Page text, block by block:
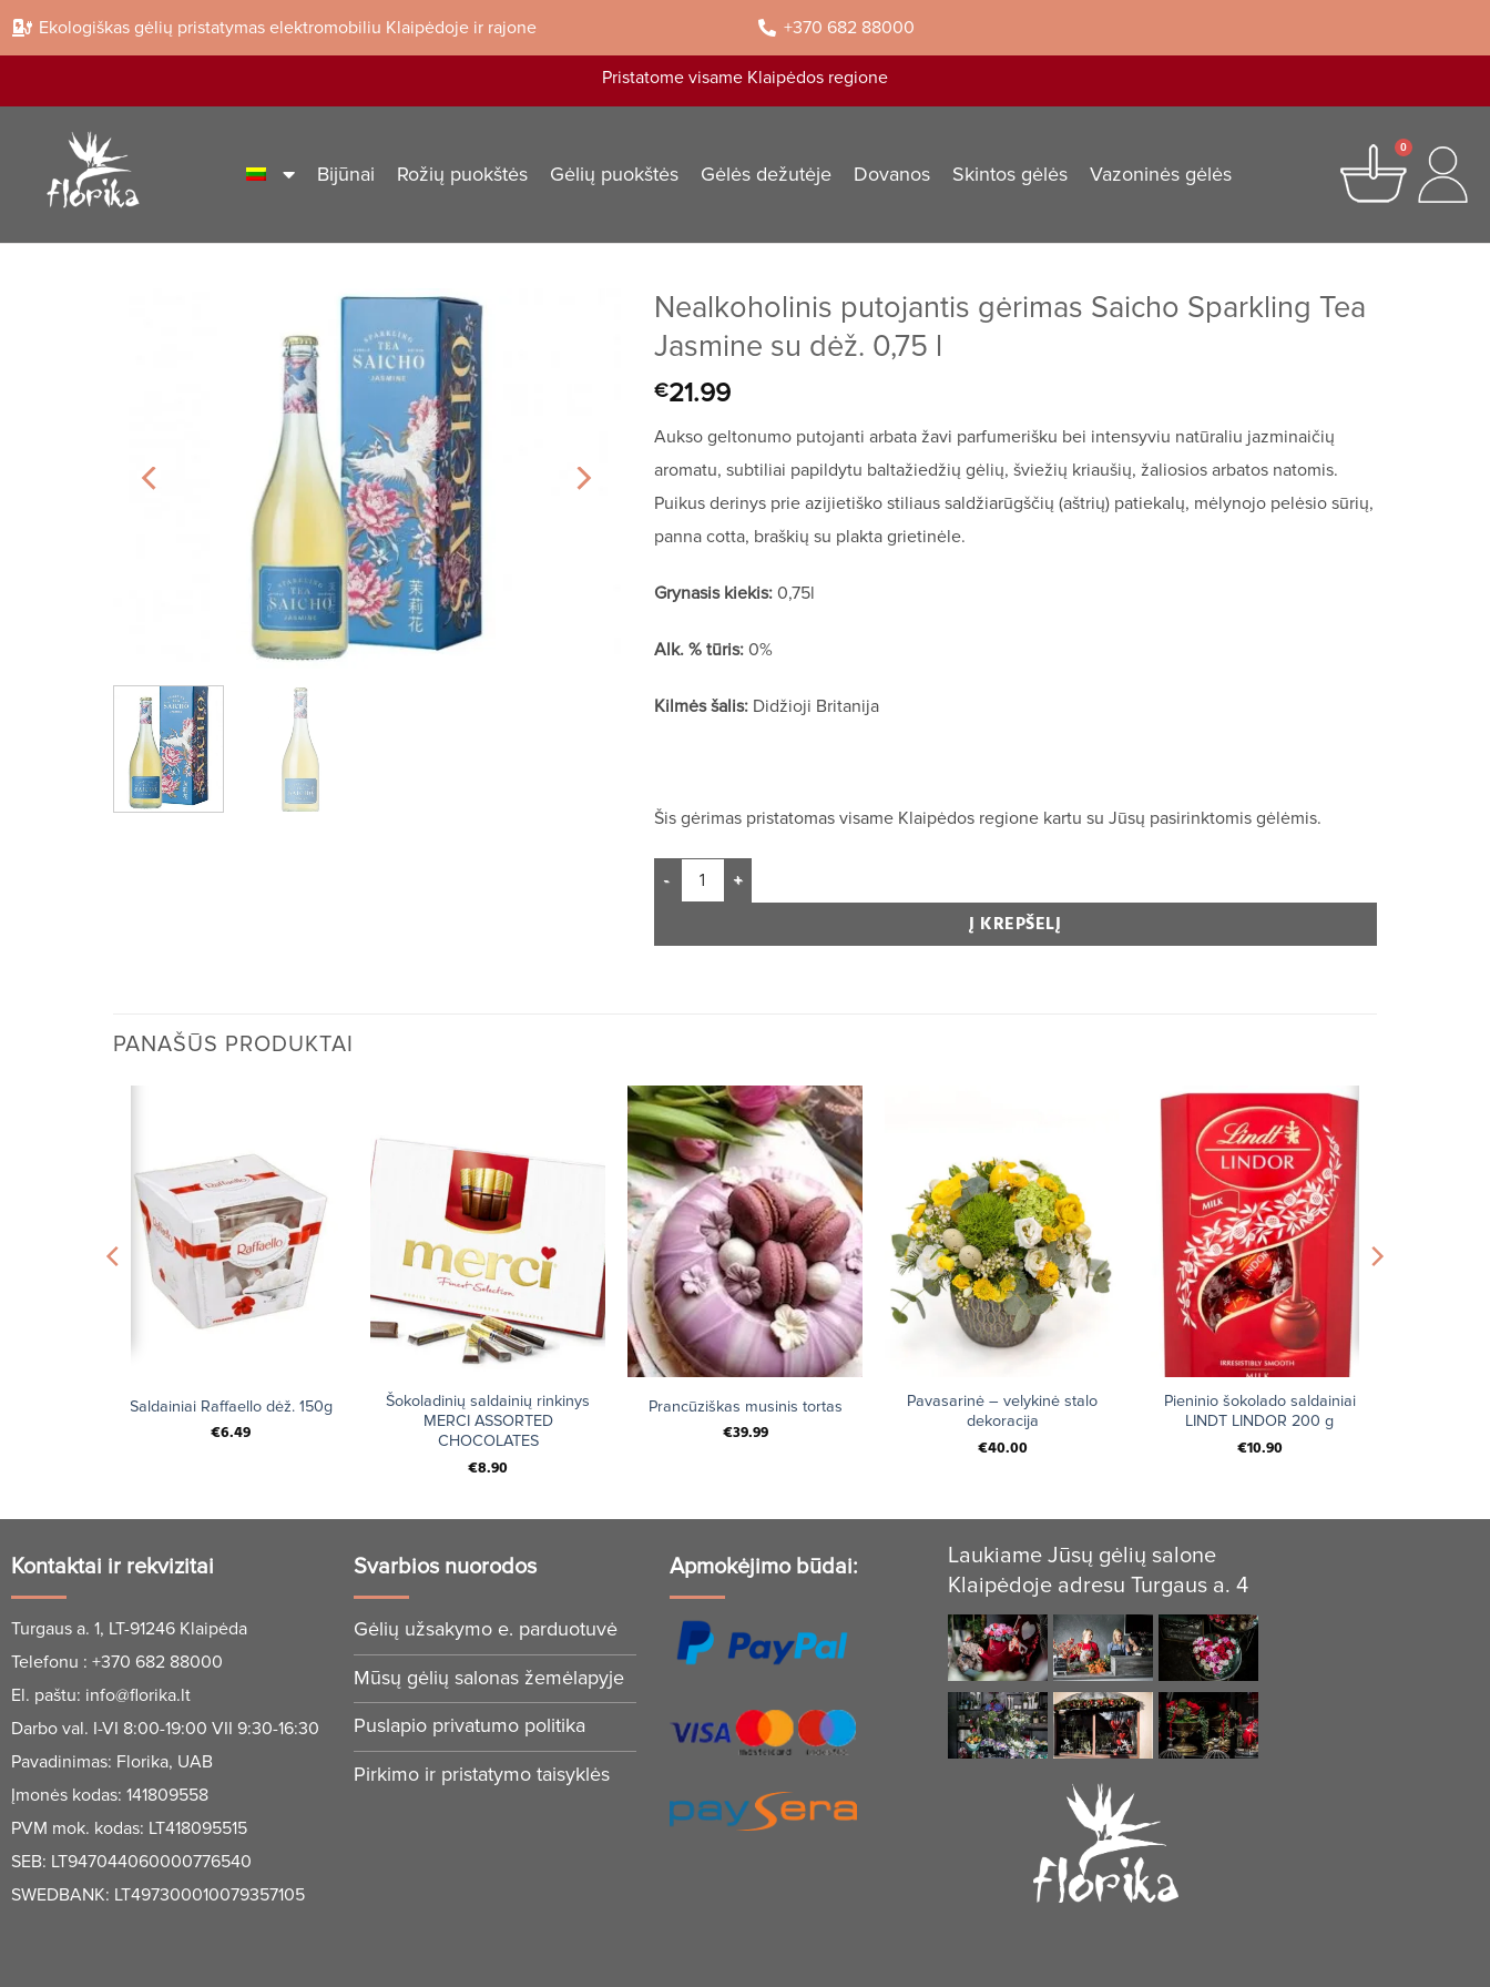
Ekologiškas gėlių pristatymas elektromobiliu Klaipėdoje ir rajone +370 682 88000
Pristatome visame Klaipėdos regione
Bijūnai Rožių puokštės Gėlių puokštės Gėlės dežutėje Dovanos Skintos gėlės Vazoninės gėlės
0
Nealkoholinis putojantis gėrimas Saicho Sparkling Tea
Jasmine su dėž. 0,75 l
€21.99
Aukso geltonumo putojanti arbata žavi parfumerišku bei intensyviu natūraliu jazminaičių
aromatu, subtiliai papildytu baltažiedžių gėlių, šviežių kriaušių, žaliosios arbatos natomis.
Puikus derinys prie azijietiško stiliaus saldžiarūgščių (aštrių) patiekalų, mėlynojo pelėsio sūrių,
panna cotta, braškių su plakta grietinėle.
Grynasis kiekis:0,75l
Alk. % tūris:0%
Kilmės šalis:Didžioji Britanija
Šis gėrimas pristatomas visame Klaipėdos regione kartu su Jūsų pasirinktomis gėlėmis.
Į KREPŠELĮ
PANAŠŪS PRODUKTAI
Saldainiai Raffaello dėž. 150g
€6.49
Šokoladinių saldainių rinkinys
MERCI ASSORTED
CHOCOLATES
€8.90
+
Prancūziškas musinis tortas
€39.99
Pavasarinė – velykinė stalo
dekoracija
€40.00
+
Pieninio šokolado saldainiai
LINDT LINDOR 200 g
€10.90
Kontaktai ir rekvizitai
Turgaus a. 1, LT-91246 Klaipėda
Telefonu : +370 682 88000
El. paštu: info@florika.lt
Darbo val. I-VI 8:00-19:00 VII 9:30-16:30
Pavadinimas: Florika, UAB
Įmonės kodas: 141809558
PVM mok. kodas: LT418095515
SEB: LT947044060000776540
SWEDBANK: LT497300010079357105
Svarbios nuorodos
Gėlių užsakymo e. parduotuvė
Mūsų gėlių salonas žemėlapyje
Puslapio privatumo politika
Pirkimo ir pristatymo taisyklės
Apmokėjimo būdai:
Laukiame Jūsų gėlių salone
Klaipėdoje adresu Turgaus a. 4